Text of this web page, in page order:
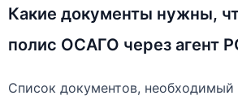
Какие документы нужны,
полис ОСАГО через агент
Список документов,